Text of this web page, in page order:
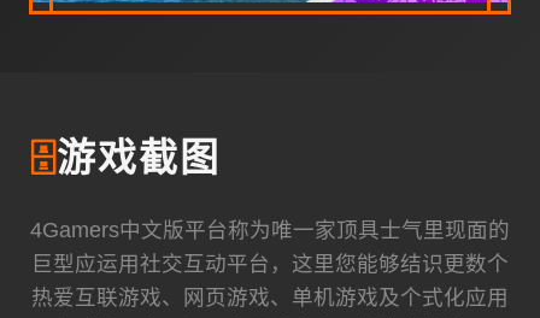
🗄️游戏截图
4Gamers中文版平台称为唯一家顶具士气里现面的
巨型应运用社交互动平台，这里您能够结识更数个
热爱互联游戏、网页游戏、单机游戏及个式化应用